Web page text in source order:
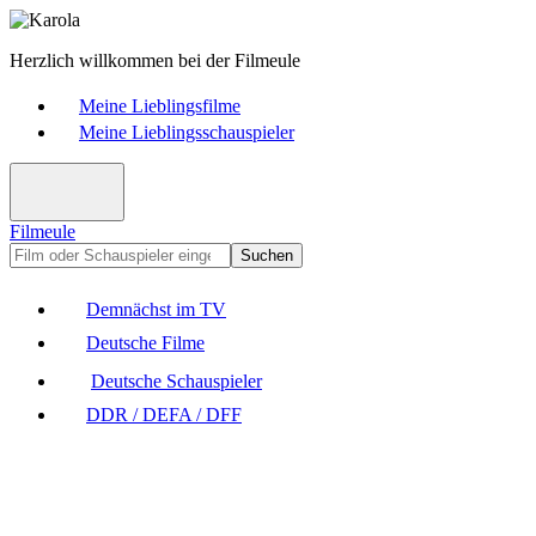
Herzlich willkommen bei der Filmeule
Meine Lieblingsfilme
Meine Lieblingsschauspieler
Filmeule
Suchen
Demnächst im TV
Deutsche Filme
Deutsche Schauspieler
DDR / DEFA / DFF